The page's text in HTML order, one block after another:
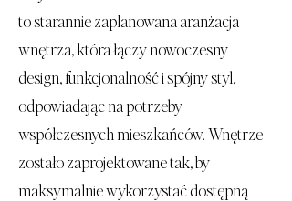
to starannie zaplanowana aranżacja
wnętrza, która łączy nowoczesny
design, funkcjonalność i spójny styl,
odpowiadając na potrzeby
współczesnych mieszkańców. Wnętrze
zostało zaprojektowane tak, by
maksymalnie wykorzystać dostępną